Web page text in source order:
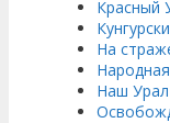
Красный
На
Наш Урал